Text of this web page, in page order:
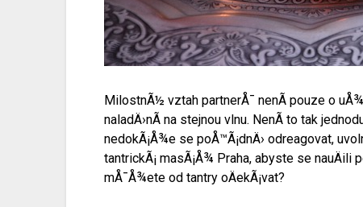
MilostnÃ½ vztah partnerÅ¯ nenÃ­ pouze o
naladÄ›nÃ­ na stejnou vlnu. NenÃ­ to tak
nedokÃ¡Å¾e se poÅ™Ã¡dnÄ› odreagovat,
tantrickÃ¡ masÃ¡Å¾ Praha, abyste se nauÄili
mÅ¯Å¾ete od tantry oÄekÃ¡vat?